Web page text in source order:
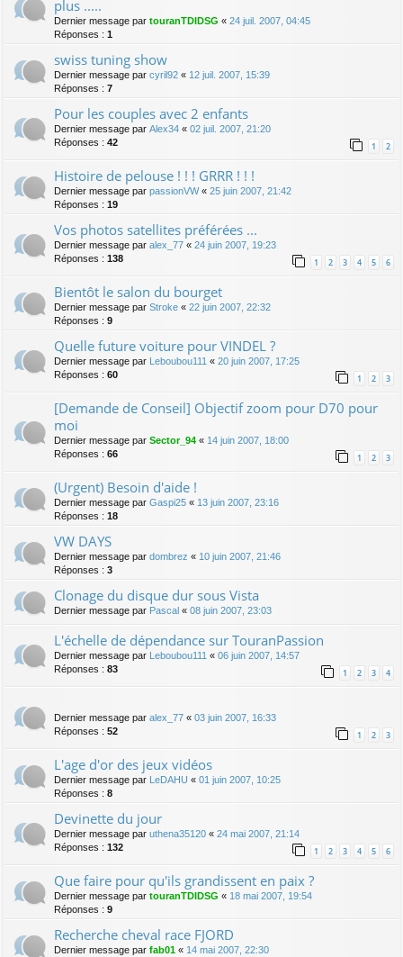
plus .....
Dernier message par touranTDIDSG « 24 juil. 2007, 04:45
Réponses : 1
swiss tuning show
Dernier message par cyril92 « 12 juil. 2007, 15:39
Réponses : 7
Pour les couples avec 2 enfants
Dernier message par Alex34 « 02 juil. 2007, 21:20
Réponses : 42 1 2
Histoire de pelouse ! ! ! GRRR ! ! !
Dernier message par passionVW« 25 juin 2007, 21:42
Réponses : 19
Vos photos satellites préférées ...
Dernier message par alex_77 « 24 juin 2007, 19:23
Réponses : 138 1 2 3 4 5 6
Bientôt le salon du bourget
Dernier message par Stroke « 22 juin 2007, 22:32
Réponses : 9
Quelle future voiture pour VINDEL ?
Dernier message par Leboubou111 « 20 juin 2007, 17:25
Réponses : 60 1 2 3
[Demande de Conseil] Objectif zoom pour D70 pour
moi
Dernier message par Sector_94 « 14 juin 2007, 18:00
Réponses : 66 1 2 3
(Urgent) Besoin d'aide !
Dernier message par Gaspi25 « 13 juin 2007, 23:16
Réponses : 18
VW DAYS
Dernier message par dombrez « 10 juin 2007, 21:46
Réponses : 3
Clonage du disque dur sous Vista
Dernier message par Pascal « 08 juin 2007, 23:03
L'échelle de dépendance sur TouranPassion
Dernier message par Leboubou111 « 06 juin 2007, 14:57
Réponses : 83 1 2 3 4
Dernier message par alex_77 « 03 juin 2007, 16:33
Réponses : 52 1 2 3
L'age d'or des jeux vidéos
Dernier message par LeDAHU « 01 juin 2007, 10:25
Réponses : 8
Devinette du jour
Dernier message par uthena35120 « 24 mai 2007, 21:14
Réponses : 132 1 2 3 4 5 6
Que faire pour qu'ils grandissent en paix ?
Dernier message par touranTDIDSG « 18 mai 2007, 19:54
Réponses : 9
Recherche cheval race FJORD
Dernier message par fab01 « 14 mai 2007, 22:30